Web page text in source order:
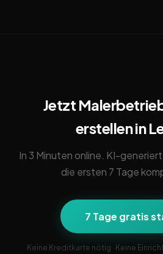
Jetzt
erstellen in
In 3 Minuten online. KI-
die ersten 7 Tage
7 Tage gratis
Keine Kreditkarte nötig · Keine